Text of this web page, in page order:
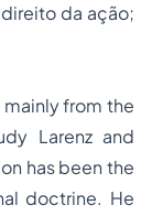
da ação;
from the
Larenz and
has been the
doctrine. He